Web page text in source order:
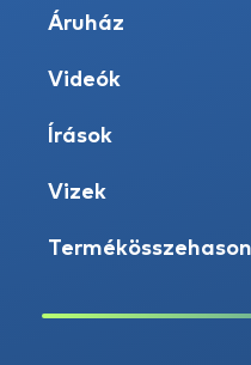
Áruház
Videók
Írások
Vizek